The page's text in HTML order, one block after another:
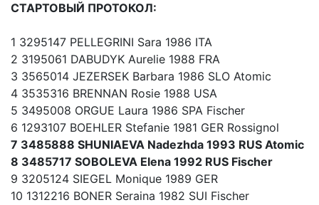
СТАРТОВЫЙ ПРОТОКОЛ:
1 3295147 PELLEGRINI Sara 1986 ITA
2 3195061 DABUDYK Aurelie 1988 FRA
3 3565014 JEZERSEK Barbara 1986 SLO Atomic
4 3535316 BRENNAN Rosie 1988 USA
5 3495008 ORGUE Laura 1986 SPA Fischer
6 1293107 BOEHLER Stefanie 1981 GER Rossignol
7 3485888 SHUNIAEVA Nadezhda 1993 RUS Atomic
8 3485717 SOBOLEVA Elena 1992 RUS Fischer
9 3205124 SIEGEL Monique 1989 GER
10 1312216 BONER Seraina 1982 SUI Fischer